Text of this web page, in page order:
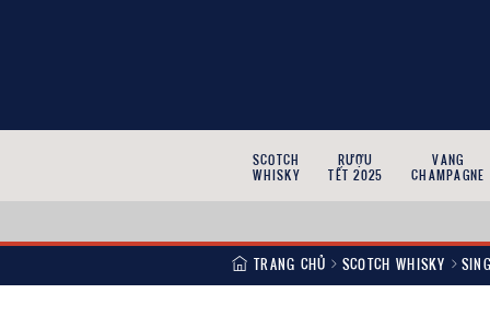
SCOTCH
WHISKY
RƯỢU
TẾT 2025
VANG
CHAMPAGNE
TRANG CHỦ SCOTCH WHISKY